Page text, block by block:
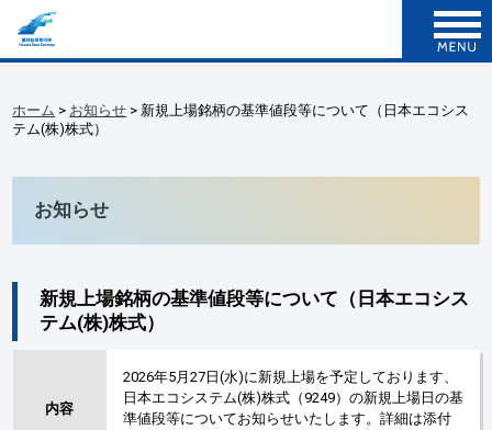
ホーム > お知らせ > 新規上場銘柄の基準値段等について（日本エコシス
テム(株)株式）
お知らせ
新規上場銘柄の基準値段等について（日本エコシス
テム(株)株式）
内容
2026年5月27日(水)に新規上場を予定しております、
日本エコシステム(株)株式（9249）の新規上場日の基
準値段等についてお知らせいたします。詳細は添付